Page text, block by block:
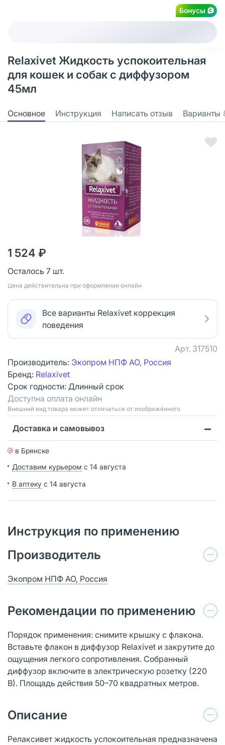
Бонусы
Relaxivet Жидкость успокоительная
для кошек и собак с диффузором
45мл
Основное Инструкция Написать отзыв Варианты
1 524 ₽
Осталось 7 шт.
Цена действительна при оформлении онлайн
Все варианты Relaxivet коррекция
поведения
Арт. 317510
Производитель: Экопром НПФ АО, Россия
Бренд: Relaxivet
Срок годности: Длинный срок
Доступна оплата онлайн
Bнешний вид товара может отличаться от изображённого
Доставка и самовывоз
в Брянске
Доставим курьером с 14 августа
В аптеку с 14 августа
Инструкция по применению
Производитель
Экопром НПФ АО, Россия
Рекомендации по применению
Порядок применения: снимите крышку с флакона.
Вставьте флакон в диффузор Relaxivet и закрутите до
ощущения легкого сопротивления. Собранный
диффузор включите в электрическую розетку (220
В). Площадь действия 50–70 квадратных метров.
Описание
Релаксивет жидкость успокоительная предназначена